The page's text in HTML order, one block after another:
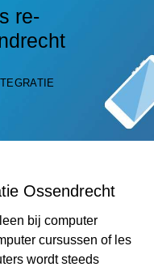
re-
Ossendrecht
bij computer
cursussen of les
wordt steeds